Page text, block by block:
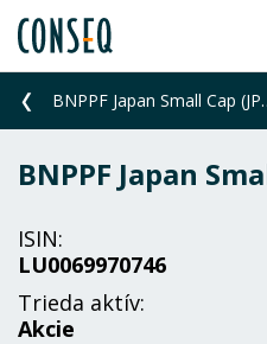
BNPPF
BNPPF Japan
ISIN:
LU0069970746
Trieda aktív:
Akcie